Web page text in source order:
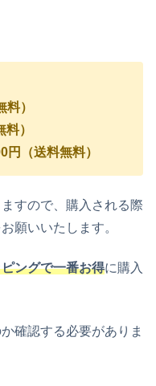
）
）
（送料無料）
すので、購入される際
願いいたします。
ングで一番お得に購入
確認する必要がありま